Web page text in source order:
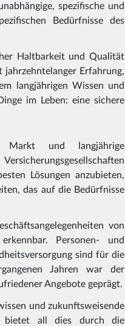
spezifische und
Bedürfnisse des
Haltbarkeit und Qualität
jahrzehntelanger Erfahrung,
langjährigen Wissen und
im Leben: eine sichere
Markt und langjährige
Lösungen anzubieten,
das auf die Bedürfnisse
von
Personen- und
sind für die
Jahren war der
Angebote geprägt.
und zukunftsweisende
bietet all dies durch die